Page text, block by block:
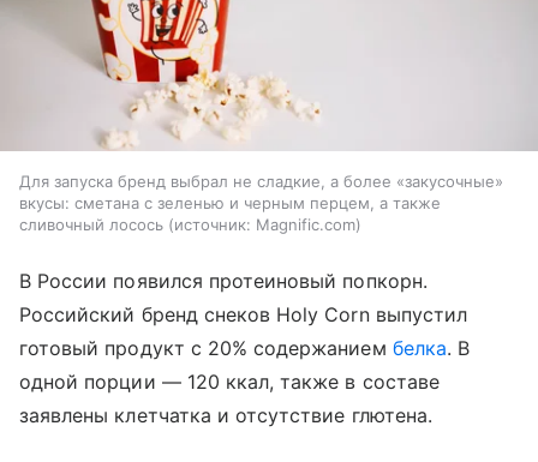
Для запуска бренд выбрал не сладкие, а более «закусочные»
вкусы: сметана с зеленью и черным перцем, а также
сливочный лосось
источник: Magnific.com
В России появился протеиновый попкорн.
Российский бренд снеков Holy Corn выпустил
готовый продукт с 20% содержанием белка. В
одной порции — 120 ккал, также в составе
заявлены клетчатка и отсутствие глютена.